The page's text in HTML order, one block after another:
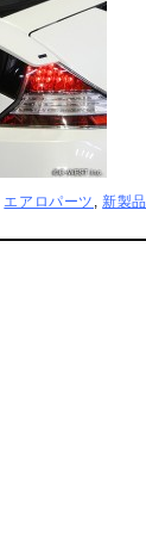
エアロパーツ ,新製品